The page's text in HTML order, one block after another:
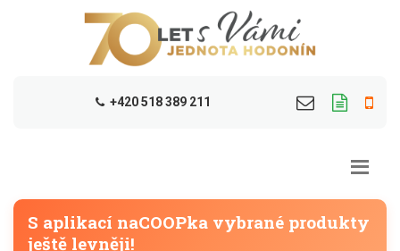
+420 518 389 211
S aplikací naCOOPka vybrané produkty
ještě levněji!